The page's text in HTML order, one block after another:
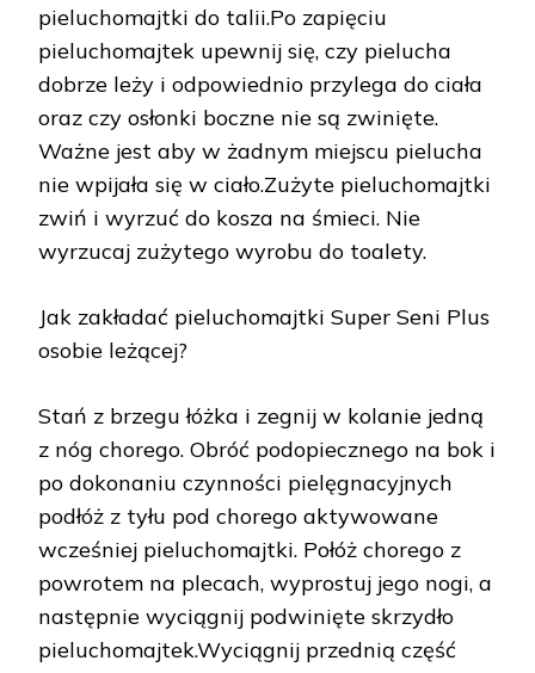
pieluchomajtki do talii.Po zapięciu
pieluchomajtek upewnij się, czy pielucha
dobrze leży i odpowiednio przylega do ciała
oraz czy osłonki boczne nie są zwinięte.
Ważne jest aby w żadnym miejscu pielucha
nie wpijała się w ciało.Zużyte pieluchomajtki
zwiń i wyrzuć do kosza na śmieci. Nie
wyrzucaj zużytego wyrobu do toalety.
Jak zakładać pieluchomajtki Super Seni Plus
osobie leżącej?
Stań z brzegu łóżka i zegnij w kolanie jedną
z nóg chorego. Obróć podopiecznego na bok i
po dokonaniu czynności pielęgnacyjnych
podłóż z tyłu pod chorego aktywowane
wcześniej pieluchomajtki. Połóż chorego z
powrotem na plecach, wyprostuj jego nogi, a
następnie wyciągnij podwinięte skrzydło
pieluchomajtek.Wyciągnij przednią część